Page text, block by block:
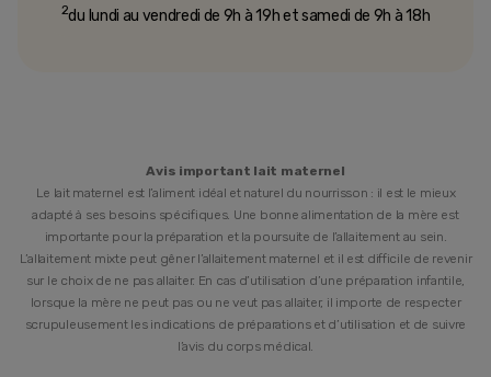
2du lundi au vendredi de 9h à 19h et samedi de 9h à 18h
Avis important lait maternel
Le lait maternel est l’aliment idéal et naturel du nourrisson : il est le mieux
adapté à ses besoins spécifiques. Une bonne alimentation de la mère est
importante pour la préparation et la poursuite de l’allaitement au sein.
L’allaitement mixte peut gêner l’allaitement maternel et il est difficile de revenir
sur le choix de ne pas allaiter. En cas d’utilisation d’une préparation infantile,
lorsque la mère ne peut pas ou ne veut pas allaiter, il importe de respecter
scrupuleusement les indications de préparations et d’utilisation et de suivre
l’avis du corps médical.